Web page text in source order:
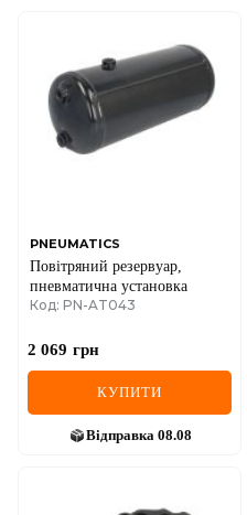
PNEUMATICS
Повітряний резервуар,
пневматична установка
Код: PN-AT043
2 069 грн
КУПИТИ
Відправка 08.08